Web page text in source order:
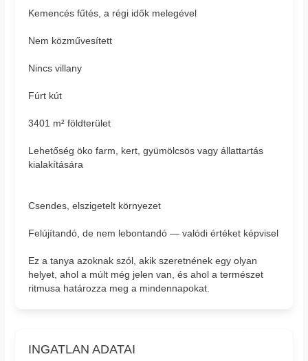
Kemencés fűtés, a régi idők melegével
Nem közművesített
Nincs villany
Fúrt kút
3401 m² földterület
Lehetőség öko farm, kert, gyümölcsös vagy állattartás
kialakítására
Csendes, elszigetelt környezet
Felújítandó, de nem lebontandó — valódi értéket képvisel
Ez a tanya azoknak szól, akik szeretnének egy olyan
helyet, ahol a múlt még jelen van, és ahol a természet
ritmusa határozza meg a mindennapokat.
INGATLAN ADATAI